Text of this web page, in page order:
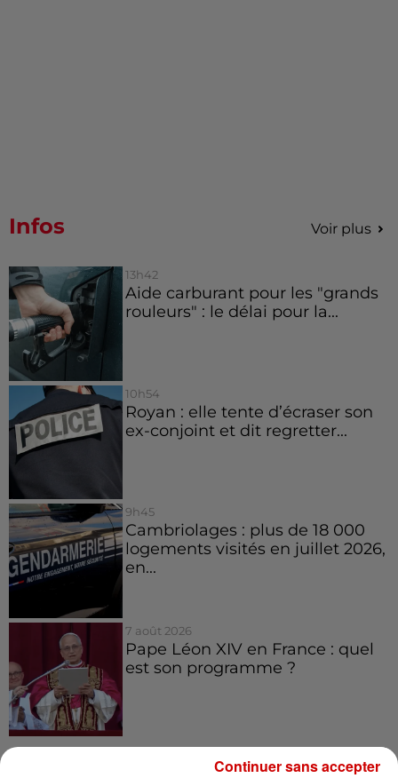
Infos Voir plus
13h42
Aide carburant pour les "grands
rouleurs" : le délai pour la...
10h54
Royan : elle tente d’écraser son
ex-conjoint et dit regretter...
9h45
Cambriolages : plus de 18 000
logements visités en juillet 2026,
en...
7 août 2026
Pape Léon XIV en France : quel
est son programme ?
Continuer sans accepter